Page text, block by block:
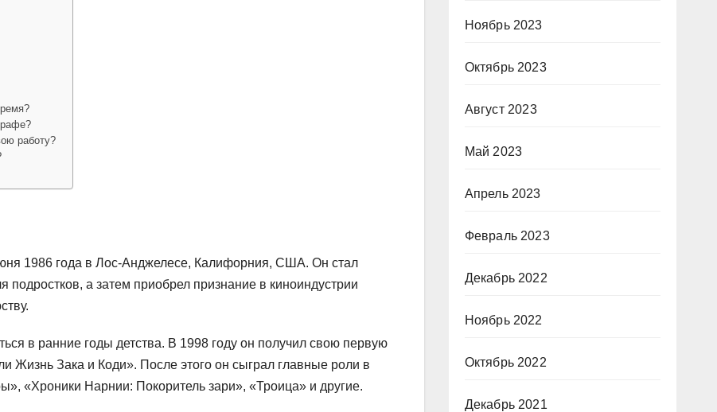
работу?
1986 года в Лос-Анджелесе, Калифорния, США. Он стал
а затем приобрел признание в киноиндустрии
в ранние годы детства. В 1998 году он получил свою первую
Жизнь Зака и Коди». После этого он сыграл главные роли в
«Хроники Нарнии: Покоритель зари», «Троица» и другие.
Ноябрь 2023
Октябрь 2023
Август 2023
Май 2023
Апрель 2023
Февраль 2023
Декабрь 2022
Ноябрь 2022
Октябрь 2022
Декабрь 2021